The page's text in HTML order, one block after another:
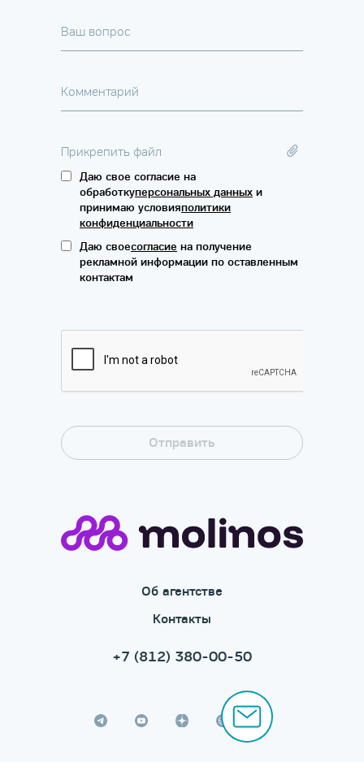
Об агентстве
Контакты
+7 (812) 380-00-50
Ваш вопрос
Комментарий
Прикрепить файл
Даю свое согласие на
обработкуперсональных данных и
принимаю условияполитики
конфиденциальности
Даю своесогласие на получение
рекламной информации по оставленным
контактам